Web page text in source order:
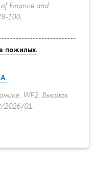
Finance and
100.
пожилых.
WP2. Высшая
2026/01.